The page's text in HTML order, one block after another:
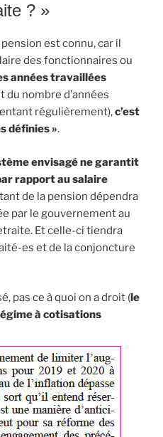
? »
est connu, car il
des fonctionnaires ou
années travaillées
du nombre d’années
régulièrement),c’est
définies ».
envisagé ne garantit
rapport au salaire
de la pension dépendra
par le gouvernement au
Et celle-ci tiendra
es et de la conjoncture
pas ce à quoi on a droit ( le
à cotisations